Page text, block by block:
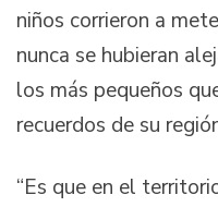
niños corrieron a
nunca se hubieran
los más pequeños
recuerdos de su
“Es que en el